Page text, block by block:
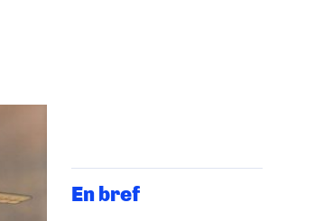
En bref